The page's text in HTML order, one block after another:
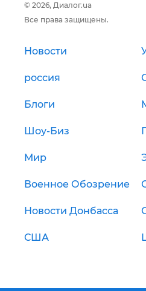
© 2026, Диалог.ua
Все права защищены.
Новости
россия
Блоги
Шоу-Биз
Мир
Военное Обозрение
Новости Донбасса
США